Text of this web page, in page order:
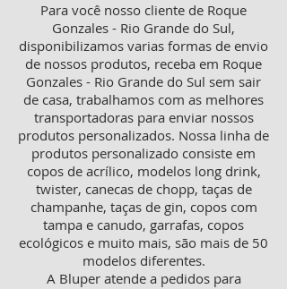
Para você nosso cliente de Roque
Gonzales - Rio Grande do Sul,
disponibilizamos varias formas de envio
de nossos produtos, receba em Roque
Gonzales - Rio Grande do Sul sem sair
de casa, trabalhamos com as melhores
transportadoras para enviar nossos
produtos personalizados. Nossa linha de
produtos personalizado consiste em
copos de acrílico, modelos long drink,
twister, canecas de chopp, taças de
champanhe, taças de gin, copos com
tampa e canudo, garrafas, copos
ecológicos e muito mais, são mais de 50
modelos diferentes.
A Bluper atende a pedidos para